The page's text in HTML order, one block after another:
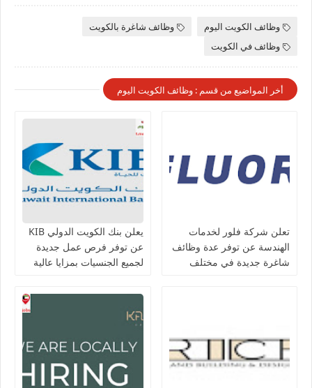
وظائف الكويت اليوم
وظائف شاغرة بالكويت
وظائف في الكويت
أخر المواضيع من قسم : وظائف الكويت اليوم
تعلن شركة فلور لخدمات
الهندسة عن توفر عدة وظائف
شاغرة جديدة في مختلف
يعلن بنك الكويت الدولي KIB
عن توفر فرص عمل جديدة
لجميع الجنسيات بمزايا عالية